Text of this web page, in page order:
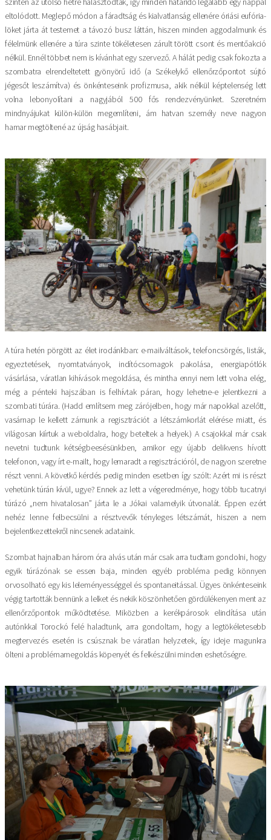
eltolódott. Meglepő módon a fáradtság és kialvatlanság ellenére óriási eufória-
löket járta át testemet a távozó busz láttán, hiszen minden aggodalmunk és
félelmünk ellenére a túra szinte tökéletesen zárult törött csont és mentőakció
nélkül. Ennél többet nem is kívánhat egy szervező. A hálát pedig csak fokozta a
szombatra elrendeltetett gyönyörű idő (a Székelykő ellenőrzőpontot sújtó
jégesőt leszámítva) és önkénteseink profizmusa, akik nélkül képtelenség lett
volna lebonyolítani a nagyjából 500 fős rendezvényünket. Szeretném
mindnyájukat külön-külön megemlíteni, ám hatvan személy neve nagyon
hamar megtöltené az újság hasábjait.
A túra hetén pörgött az élet irodánkban: e-mailváltások, telefoncsörgés, listák,
egyeztetések, nyomtatványok, indítócsomagok pakolása, energiapótlók
vásárlása, váratlan kihívások megoldása, és mintha ennyi nem lett volna elég,
még a pénteki hajszában is felhívtak páran, hogy lehetne-e jelentkezni a
szombati túrára. (Hadd említsem meg zárójelben, hogy már napokkal azelőtt,
vasárnap le kellett zárnunk a regisztrációt a létszámkorlát elérése miatt, és
világosan kiírtuk a weboldalra, hogy beteltek a helyek.) A csajokkal már csak
nevetni tudtunk kétségbeesésünkben, amikor egy újabb delikvens hívott
telefonon, vagy írt e-mailt, hogy lemaradt a regisztrációról, de nagyon szeretne
részt venni. A követkő kérdés pedig minden esetben így szólt: Azért mi is részt
vehetünk túrán kívül, ugye? Ennek az lett a végeredménye, hogy több tucatnyi
túrázó „nem hivatalosan” járta le a Jókai valamelyik útvonalát. Éppen ezért
nehéz lenne felbecsülni a résztvevők tényleges létszámát, hiszen a nem
bejelentkezettekről nincsenek adataink.
Szombat hajnalban három óra alvás után már csak arra tudtam gondolni, hogy
egyik túrázónak se essen baja, minden egyéb probléma pedig könnyen
orvosolható egy kis leleményességgel és spontaneitással. Ügyes önkénteseink
végig tartották bennünk a lelket és nekik köszönhetően gördülékenyen ment az
ellenőrzőpontok működtetése. Miközben a kerékpárosok elindítása után
autónkkal Torockó felé haladtunk, arra gondoltam, hogy a legtökéletesebb
megtervezés esetén is csúsznak be váratlan helyzetek, így ideje magunkra
ölteni a problémamegoldás köpenyét és felkészülni minden eshetőségre.